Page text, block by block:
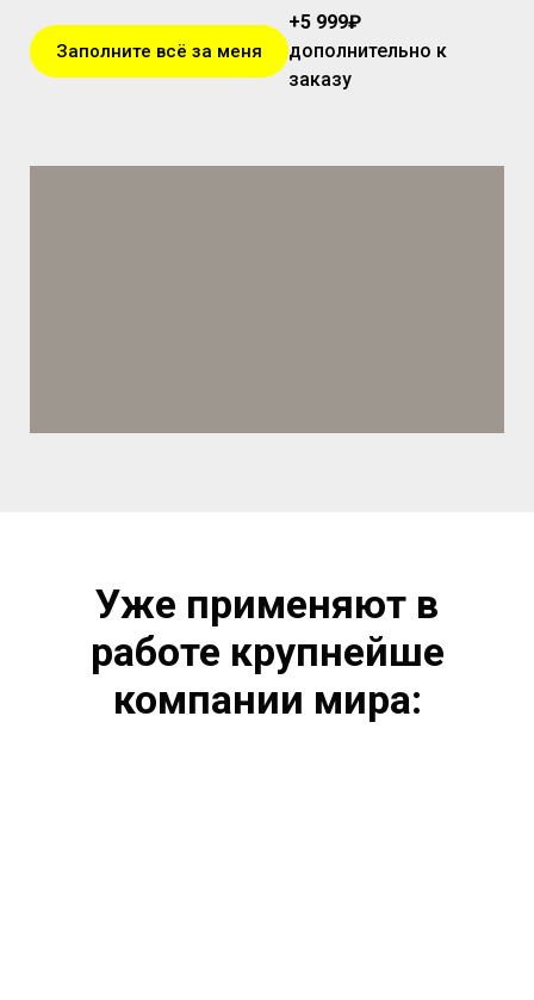
Заполните всё за меня
+5 999₽
дополнительно к
заказу
Уже применяют в
работе крупнейше
компании мира: